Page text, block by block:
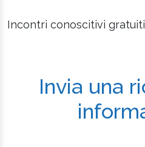
Incontri conoscitivi gratuiti
Invia una